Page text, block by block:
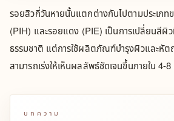
รอยสิวกี่วันหายนั้นแตกต่างกันไปตามประเภท
(PIH) และรอยแดง (PIE) เป็นการเปลี่ยนสีผิว
ธรรมชาติ แต่การใช้ผลิตภัณฑ์บำรุงผิวและหัต
สามารถเร่งให้เห็นผลลัพธ์ชัดเจนขึ้นภายใน 4-
บทความ